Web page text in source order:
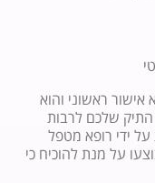
ראשוני והוא
שלכם לרבות
על ידי רופא מטפל
על מנת להוכיח כי